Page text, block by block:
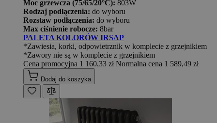
Moc grzewcza (75/65/20°C): 803W
Rodzaj podłączenia: do wyboru
Rozstaw podłączenia: do wyboru
Max ciśnienie robocze: 8bar
PALETA KOLORÓW IRSAP
*Zawiesia, korki, odpowietrznik w komplecie z grzejnikiem
*Zawory nie są w komplecie z grzejnikiem
Cena promocyjna 1 160,33 zł Normalna cena 1 589,49 zł
Dodaj do koszyka